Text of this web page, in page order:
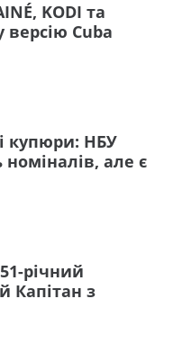
KODI та
версію Cuba
купюри: НБУ
номіналів, але є
річний
Капітан з